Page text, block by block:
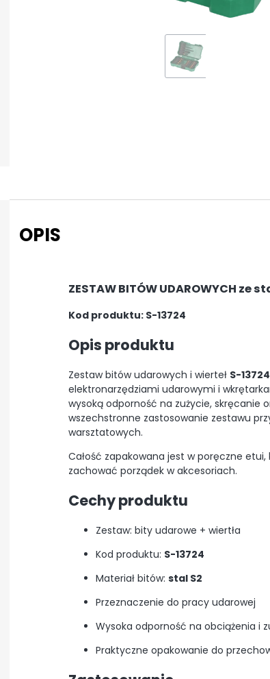
OPIS
ZESTAW BITÓW UDAROWYCH ze
Kod produktu: S-13724
Opis produktu
Zestaw bitów udarowych i wierteł S-13724
elektronarzędziami udarowymi i
wysoką odporność na zużycie, skręcanie
wszechstronne zastosowanie zestawu
warsztatowych.
Całość zapakowana jest w poręczne
zachować porządek w akcesoriach.
Cechy produktu
Zestaw: bity udarowe + wiertła
Kod produktu: S-13724
Materiał bitów:stal S2
Przeznaczenie do pracy udarowej
Wysoka odporność na obciążenia i
Praktyczne opakowanie do